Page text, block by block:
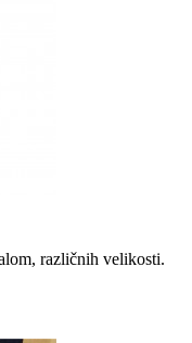
različnih velikosti.